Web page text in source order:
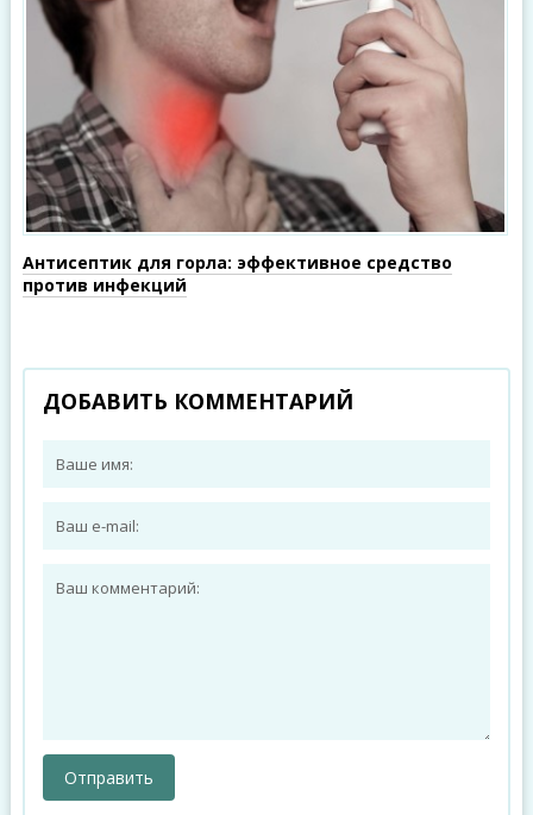
Антисептик для горла: эффективное средство
против инфекций
ДОБАВИТЬ КОММЕНТАРИЙ